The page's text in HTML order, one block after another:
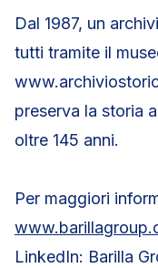
Dal 1987, un
tutti tramite il
preserva la storia
oltre 145 anni.
Per maggiori
LinkedIn: Barilla